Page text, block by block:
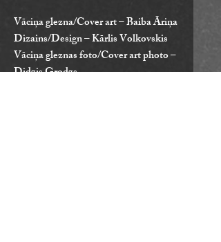
Vāciņa glezna/Cover art – Baiba Āriņa
Dizains/Design – Kārlis Volkovskis
Vāciņa gleznas foto/Cover art photo –
Didzis Grodzs